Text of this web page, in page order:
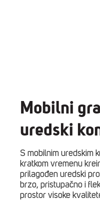
Mobilni
uredski
S mobilnim uredskim
kratkom vremenu
prilagođen uredski
brzo, pristupačno i
prostor visoke